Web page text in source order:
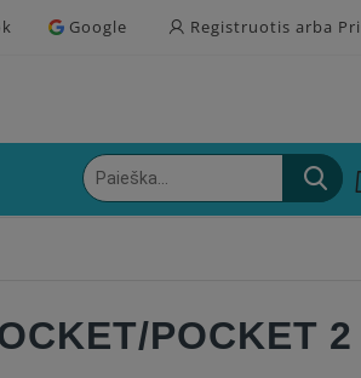
Google Registruotis arba
POCKET 2